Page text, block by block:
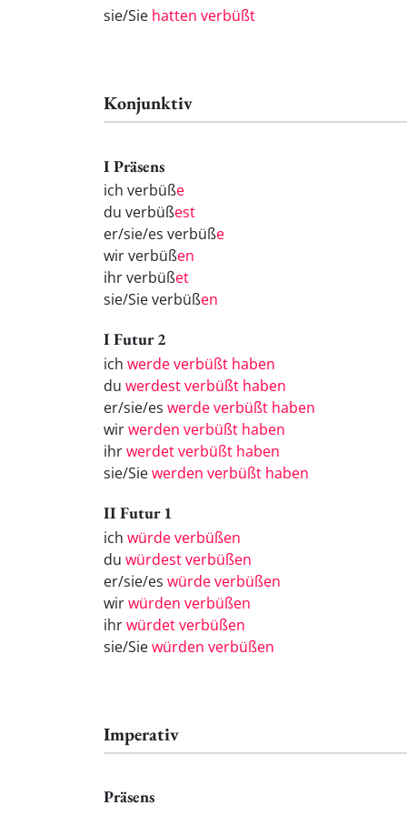
sie/Sie hatten verbüßt
Konjunktiv
I Präsens
ich verbüße
du verbüßest
er/sie/es verbüße
wir verbüßen
ihr verbüßet
sie/Sie verbüßen
I Futur 2
ich werde verbüßt haben
du werdest verbüßt haben
er/sie/es werde verbüßt haben
wirwerden verbüßt haben
ihrwerdet verbüßt haben
sie/Siewerden verbüßt haben
II Futur 1
ich würde verbüßen
du würdest verbüßen
er/sie/es würde verbüßen
wirwürden verbüßen
ihrwürdet verbüßen
sie/Siewürden verbüßen
Imperativ
Präsens